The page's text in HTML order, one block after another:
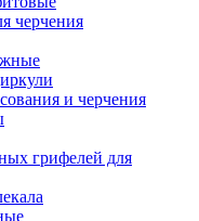
черчения
и черчения
грифелей для